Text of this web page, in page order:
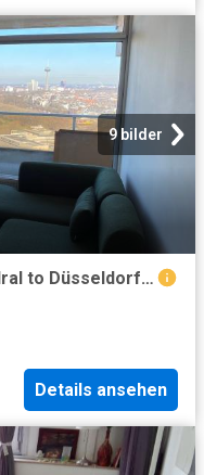
9 bilder
Breathtaking view from Cathedral to Düsseldorf, Koln Amsterdam Apartments for Rent
Details ansehen